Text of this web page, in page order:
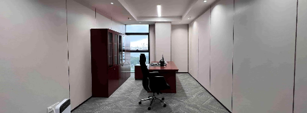
قادمة. متوفرة بفينيل صلب أو بولي إيثيلين تيريفثالات (PETG)
كبديل مستدام. مادة: خالية من مادة البولي فينيل كلوريد
مم 2.5 مم 3 مم ●الحجم: اللون الصلب: 1.22*2.8 متر/ورقة،
1.22*2.44 متر/ورقة لون الخشب: 1.18*2.8 متر/ورقة،
1.18*2.44 متر/ورقة ●يمكن قطع الطول حسب طلبك ●السطح
النهائي: نسيج الشريط ●اللون غني: يمكن عمل لون OEM حسب